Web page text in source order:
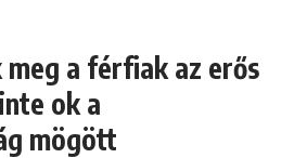
a férfiak az erős
ok a
mögött